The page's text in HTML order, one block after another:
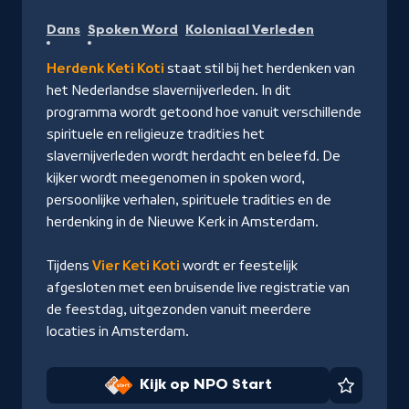
op
NPO
Start
Dans Spoken Word Koloniaal Verleden
Herdenk Keti Koti staat stil bij het herdenken van
het Nederlandse slavernijverleden. In dit
programma wordt getoond hoe vanuit verschillende
spirituele en religieuze tradities het
slavernijverleden wordt herdacht en beleefd. De
kijker wordt meegenomen in spoken word,
persoonlijke verhalen, spirituele tradities en de
herdenking in de Nieuwe Kerk in Amsterdam.
Tijdens Vier Keti Koti wordt er feestelijk
afgesloten met een bruisende live registratie van
de feestdag, uitgezonden vanuit meerdere
locaties in Amsterdam.
Kijk op NPO Start